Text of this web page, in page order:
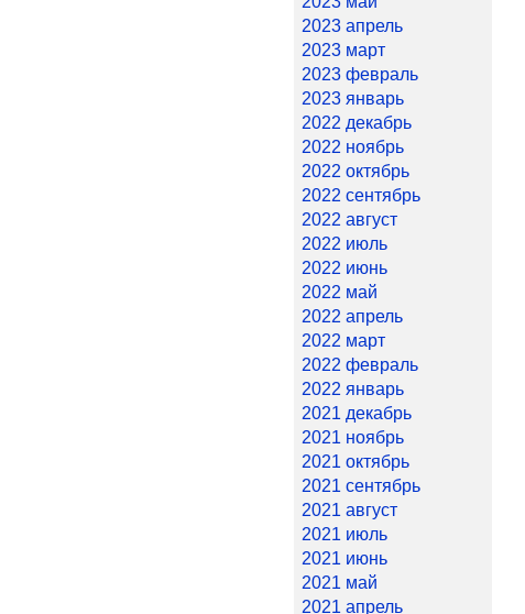
2023 апрель
2023 март
2023 февраль
2023 январь
2022 декабрь
2022 ноябрь
2022 октябрь
2022 сентябрь
2022 август
2022 июль
2022 июнь
2022 май
2022 апрель
2022 март
2022 февраль
2022 январь
2021 декабрь
2021 ноябрь
2021 октябрь
2021 сентябрь
2021 август
2021 июль
2021 июнь
2021 май
2021 апрель